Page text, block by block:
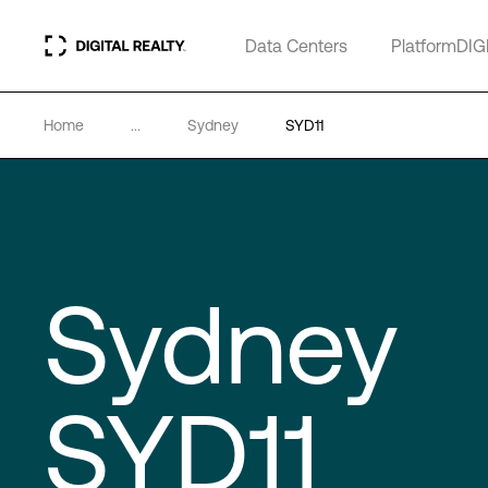
Data Centers
Home ... Sydney SYD11
Sydney
SYD11